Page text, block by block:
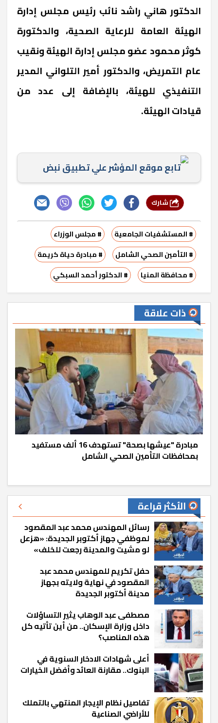
الدكتور هاني راشد نائب رئيس مجلس إدارة
الهيئة العامة للرعاية الصحية، والدكتورة
كوثر محمود عضو مجلس إدارة الهيئة ونقيب
عام التمريض، والدكتور أمير التلواني المدير
التنفيذي للهيئة، بالإضافة إلى عدد من
قيادات الهيئة.
تابع موقع المؤشر علي تطبيق نبض
# المستشفيات الجامعية
# مجلس الوزراء
# التأمين الصحي الشامل
# مبادرة حياة كريمة
# محافظة المنيا
# الدكتور أحمد السبكي
ذات علاقة
مبادرة "عيشها بصحة" تستهدف 16 ألف مستفيد
بمحافظات التأمين الصحي الشامل
الأكثر قراءة
رسائل المهندس محمد عبد المقصود
لموظفي جهاز أكتوبر الجديدة: «هزعل
لو مشيت والمدينة رجعت للخلف»
حفل تكريم للمهندس محمد عبد
المقصود في نهاية ولايته بجهاز
مدينة أكتوبر الجديدة
مصطفى عبد الوهاب يثير التساؤلات
داخل وزارة الإسكان.. من أين تأتيه كل
هذه المناصب؟
أعلى شهادات الادخار السنوية في
البنوك.. مقارنة العائد وأفضل الخيارات
تفاصيل نظام الإيجار المنتهي بالتملك
للأراضي الصناعية